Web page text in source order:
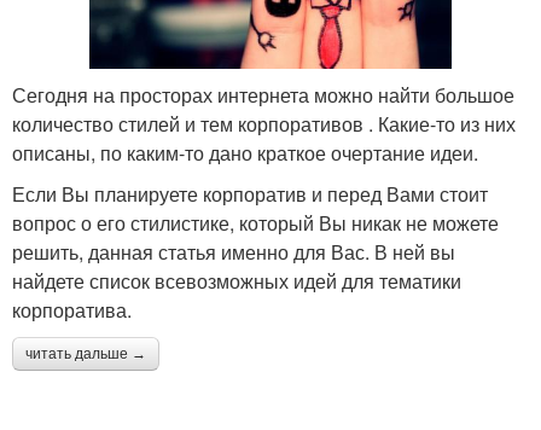
Сегодня на просторах интернета можно найти большое
количество стилей и тем корпоративов . Какие-то из них
описаны, по каким-то дано краткое очертание идеи.
Если Вы планируете корпоратив и перед Вами стоит
вопрос о его стилистике, который Вы никак не можете
решить, данная статья именно для Вас. В ней вы
найдете список всевозможных идей для тематики
корпоратива.
читать дальше →